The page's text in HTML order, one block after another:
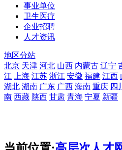
事业单位
卫生医疗
企业招聘
人才资讯
地区分站
北京 天津 河北 山西 内蒙古 辽宁
江
上海 江苏 浙江 安徽 福建 江西
湖北 湖南 广东 广西 海南 重庆 四川
南 西藏 陕西 甘肃 青海 宁夏 新疆